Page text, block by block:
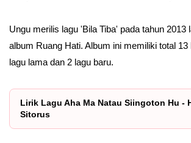
Ungu merilis lagu 'Bila Tiba' pada tahun 2013
album Ruang Hati. Album ini memiliki total 13
lagu lama dan 2 lagu baru.
Lirik Lagu Aha Ma Natau Siingoton Hu -
Sitorus